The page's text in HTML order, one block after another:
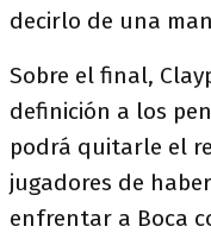
decirlo de una
Sobre el final,
definición a los
podrá quitarle el
jugadores de
enfrentar a Boca